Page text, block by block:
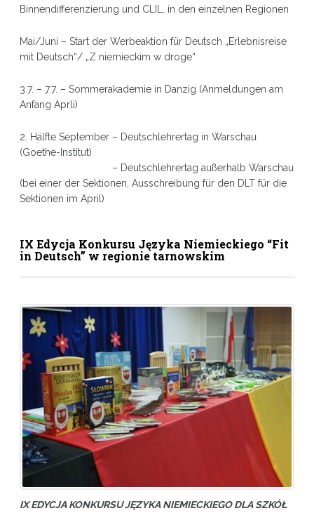
Binnendifferenzierung und CLIL, in den einzelnen Regionen
Mai/Juni – Start der Werbeaktion für Deutsch „Erlebnisreise
mit Deutsch“/ „Z niemieckim w droge“
3.7. – 7.7. – Sommerakademie in Danzig (Anmeldungen am
Anfang Aprli)
2. Hälfte September – Deutschlehrertag in Warschau
(Goethe-Institut)
– Deutschlehrertag außerhalb Warschau
(bei einer der Sektionen, Ausschreibung für den DLT für die
Sektionen im April)
IX Edycja Konkursu Języka Niemieckiego “Fit
in Deutsch” w regionie tarnowskim
IX EDYCJA KONKURSU JĘZYKA NIEMIECKIEGO DLA SZKÓŁ